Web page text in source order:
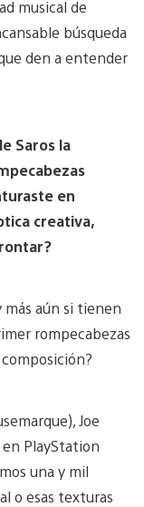
musical de
búsqueda
den a entender
Saros la
en
creativa,
más aún si tienen
rompecabezas
Joe
PlayStation
una y mil
o esas texturas